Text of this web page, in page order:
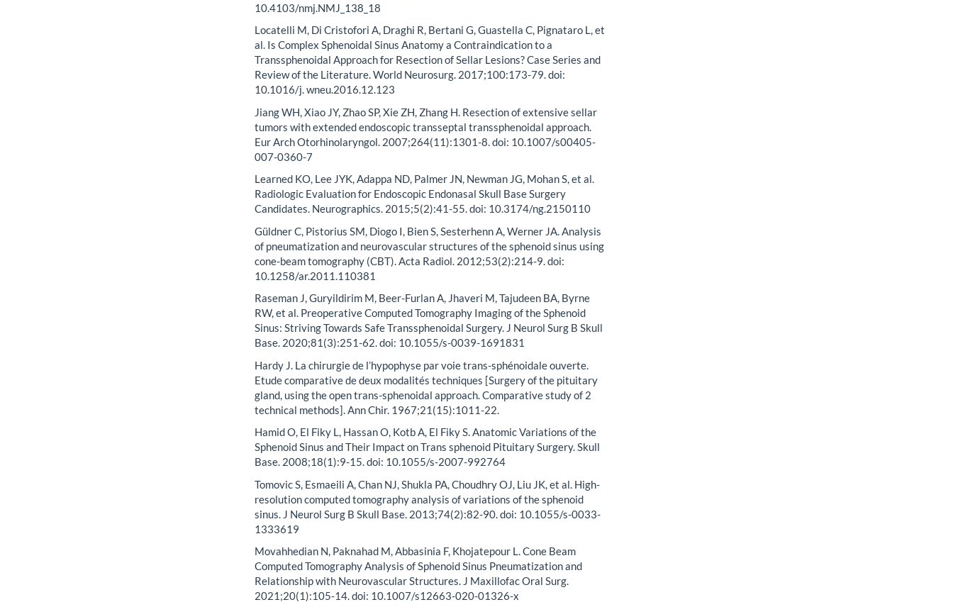
10.4103/nmj.NMJ_138_18
Locatelli M, Di Cristofori A, Draghi R, Bertani G, Guastella C, Pignataro L, et
al. Is Complex Sphenoidal Sinus Anatomy a Contraindication to a
Transsphenoidal Approach for Resection of Sellar Lesions? Case Series and
Review of the Literature. World Neurosurg. 2017;100:173-79. doi:
10.1016/j. wneu.2016.12.123
Jiang WH, Xiao JY, Zhao SP, Xie ZH, Zhang H. Resection of extensive sellar
tumors with extended endoscopic transseptal transsphenoidal approach.
Eur Arch Otorhinolaryngol. 2007;264(11):1301-8. doi: 10.1007/s00405-
007-0360-7
Learned KO, Lee JYK, Adappa ND, Palmer JN, Newman JG, Mohan S, et al.
Radiologic Evaluation for Endoscopic Endonasal Skull Base Surgery
Candidates. Neurographics. 2015;5(2):41-55. doi: 10.3174/ng.2150110
Güldner C, Pistorius SM, Diogo I, Bien S, Sesterhenn A, Werner JA. Analysis
of pneumatization and neurovascular structures of the sphenoid sinus using
cone-beam tomography (CBT). Acta Radiol. 2012;53(2):214-9. doi:
10.1258/ar.2011.110381
Raseman J, Guryildirim M, Beer-Furlan A, Jhaveri M, Tajudeen BA, Byrne
RW, et al. Preoperative Computed Tomography Imaging of the Sphenoid
Sinus: Striving Towards Safe Transsphenoidal Surgery. J Neurol Surg B Skull
Base. 2020;81(3):251-62. doi: 10.1055/s-0039-1691831
Hardy J. La chirurgie de l’hypophyse par voie trans-sphénoidale ouverte.
Etude comparative de deux modalités techniques [Surgery of the pituitary
gland, using the open trans-sphenoidal approach. Comparative study of 2
technical methods]. Ann Chir. 1967;21(15):1011-22.
Hamid O, El Fiky L, Hassan O, Kotb A, El Fiky S. Anatomic Variations of the
Sphenoid Sinus and Their Impact on Trans sphenoid Pituitary Surgery. Skull
Base. 2008;18(1):9-15. doi: 10.1055/s-2007-992764
Tomovic S, Esmaeili A, Chan NJ, Shukla PA, Choudhry OJ, Liu JK, et al. High-
resolution computed tomography analysis of variations of the sphenoid
sinus. J Neurol Surg B Skull Base. 2013;74(2):82-90. doi: 10.1055/s-0033-
1333619
Movahhedian N, Paknahad M, Abbasinia F, Khojatepour L. Cone Beam
Computed Tomography Analysis of Sphenoid Sinus Pneumatization and
Relationship with Neurovascular Structures. J Maxillofac Oral Surg.
2021;20(1):105-14. doi: 10.1007/s12663-020-01326-x